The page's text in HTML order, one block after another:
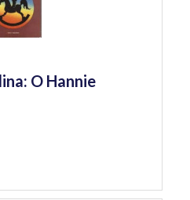
O Hannie